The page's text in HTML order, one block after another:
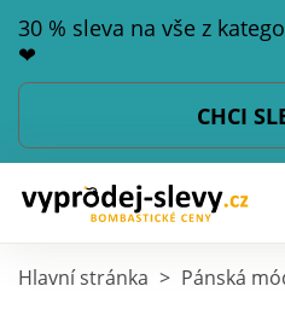
30 % sleva na vše z
❤
CHCI
Hlavní stránka > Pánská